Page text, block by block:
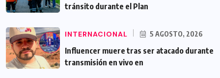
tránsito durante el Plan
INTERNACIONAL 5 AGOSTO, 2026
Influencer muere tras ser atacado durante
transmisión en vivo en